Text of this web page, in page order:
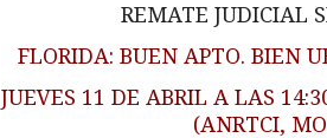
REMATE JUDICIAL
FLORIDA: BUEN APTO. BIEN
JUEVES 11 DE ABRIL A LAS
(ANRTCI,